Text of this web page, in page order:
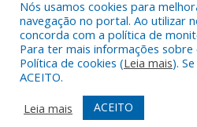
Todos os direitos reservados a
Mapa do Site
Acessar Área
Acessar Webmail
Nós usamos cookies para
navegação no portal. Ao utilizar
concorda com a política de
Para ter mais informações
Política de cookies (Leia mais).
ACEITO.
Leia mais
ACEITO